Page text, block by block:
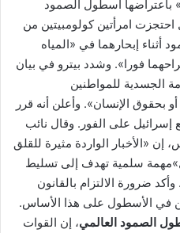
باعتراضها أسطول الصمود
احتجزت امرأتين كولومبيتين من
إبحارهما في «المياه
فورا». وشدد بيترو في بيان
الجسدية للمواطنين
بحقوق الإنسان». وأعلن أنه قرر
إسرائيل على الفور. وقال نائب
إن «الأخبار الواردة مثيرة للقلق
سلمية تهدف إلى تسليط
ضرورة الالتزام بالقانون
في الأسطول على هذا الأساس.
الصمود العالمي، إن القوات